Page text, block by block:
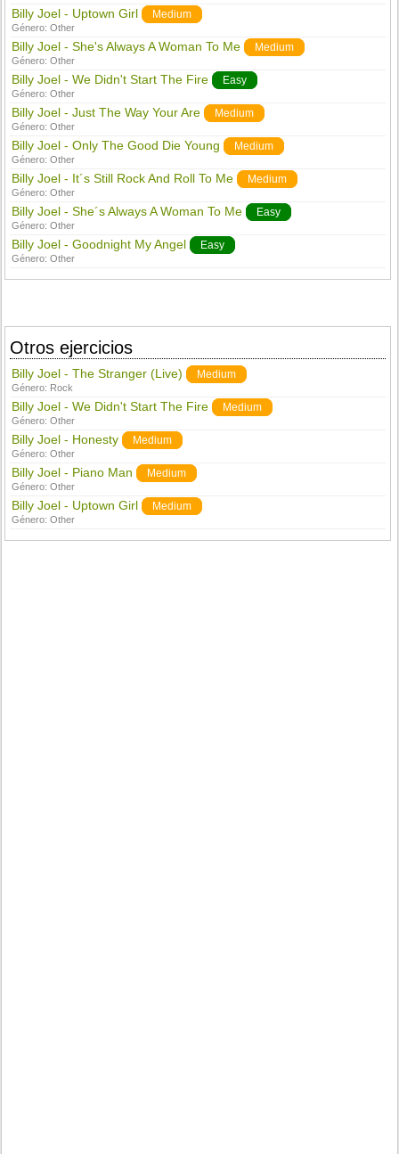
Billy Joel - Uptown Girl Medium
Género:Other
Billy Joel - She's Always A Woman To Me Medium
Género:Other
Billy Joel - We Didn't Start The Fire Easy
Género:Other
Billy Joel - Just The Way Your Are Medium
Género:Other
Billy Joel - Only The Good Die Young Medium
Género:Other
Billy Joel - It´s Still Rock And Roll To Me Medium
Género:Other
Billy Joel - She´s Always A Woman To Me Easy
Género:Other
Billy Joel - Goodnight My Angel Easy
Género:Other
Otros ejercicios
Billy Joel - The Stranger (Live) Medium
Género: Rock
Billy Joel - We Didn't Start The Fire Medium
Género:Other
Billy Joel - Honesty Medium
Género:Other
Billy Joel - Piano Man Medium
Género:Other
Billy Joel - Uptown Girl Medium
Género:Other